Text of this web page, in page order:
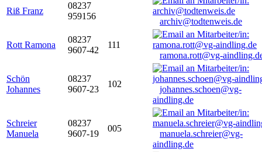
Riß Franz
08237
959156
archiv@todtenweis.de
Rott Ramona
08237
9607-42
111
ramona.rott@vg-
Schön
Johannes
08237
9607-23
102
johannes.schoen@vg-
aindling.de
Schreier
Manuela
08237
9607-19
005
manuela.schreier@vg-
aindling.de